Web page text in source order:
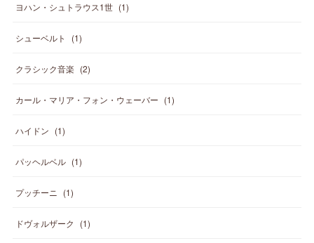
ヨハン・シュトラウス1世 (1)
シューベルト (1)
クラシック音楽 (2)
カール・マリア・フォン・ウェーバー (1)
ハイドン (1)
パッヘルベル (1)
プッチーニ (1)
ドヴォルザーク (1)